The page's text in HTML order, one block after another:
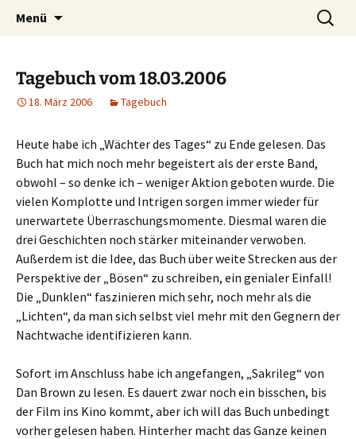
Timo Bader
Willkommen im Reich der Geschichten
Menü
Tagebuch vom 18.03.2006
18. März 2006 Tagebuch
Heute habe ich „Wächter des Tages“ zu Ende gelesen. Das
Buch hat mich noch mehr begeistert als der erste Band,
obwohl – so denke ich – weniger Aktion geboten wurde. Die
vielen Komplotte und Intrigen sorgen immer wieder für
unerwartete Überraschungsmomente. Diesmal waren die
drei Geschichten noch stärker miteinander verwoben.
Außerdem ist die Idee, das Buch über weite Strecken aus der
Perspektive der „Bösen“ zu schreiben, ein genialer Einfall!
Die „Dunklen“ faszinieren mich sehr, noch mehr als die
„Lichten“, da man sich selbst viel mehr mit den Gegnern der
Nachtwache identifizieren kann.
Sofort im Anschluss habe ich angefangen, „Sakrileg“ von
Dan Brown zu lesen. Es dauert zwar noch ein bisschen, bis
der Film ins Kino kommt, aber ich will das Buch unbedingt
vorher gelesen haben. Hinterher macht das Ganze keinen